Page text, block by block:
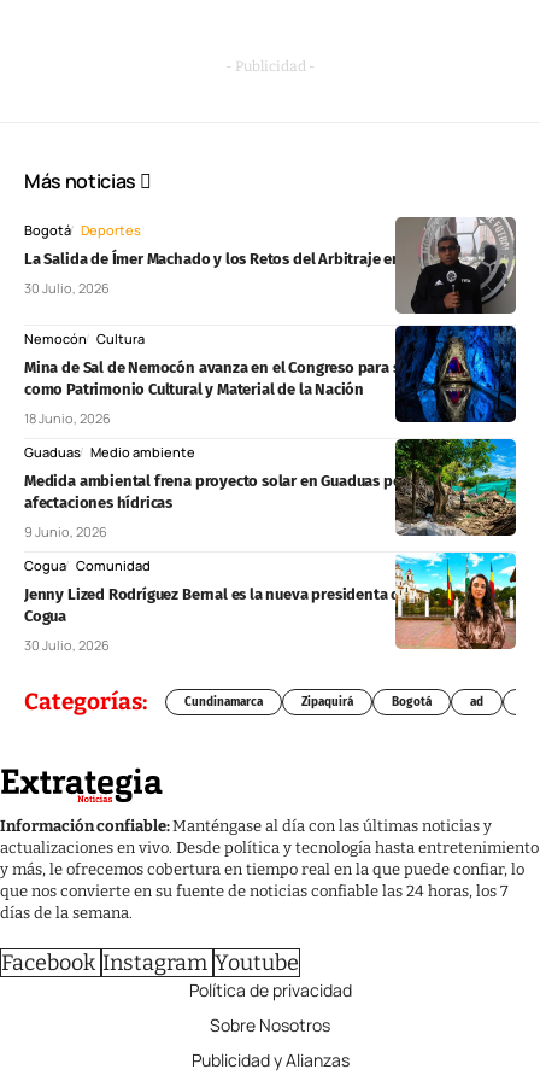
- Publicidad -
Más noticias
Bogotá Deportes
La Salida de Ímer Machado y los Retos del Arbitraje en la Liga BetPlay
30 Julio, 2026
Nemocón Cultura
Mina de Sal de Nemocón avanza en el Congreso para ser reconocida
como Patrimonio Cultural y Material de la Nación
18 Junio, 2026
Guaduas Medio ambiente
Medida ambiental frena proyecto solar en Guaduas por presuntas
afectaciones hídricas
9 Junio, 2026
Cogua Comunidad
Jenny Lized Rodríguez Bernal es la nueva presidenta de Asojuntas
Cogua
30 Julio, 2026
Categorías: Cundinamarca Zipaquirá Bogotá ad
Información confiable:Manténgase al día con las últimas noticias y
actualizaciones en vivo. Desde política y tecnología hasta entretenimiento
y más, le ofrecemos cobertura en tiempo real en la que puede confiar, lo
que nos convierte en su fuente de noticias confiable las 24 horas, los 7
días de la semana.
Facebook Instagram Youtube
Política de privacidad
Sobre Nosotros
Publicidad y Alianzas